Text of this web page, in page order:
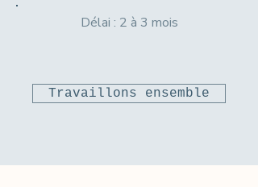
Délai : 2 à 3 mois
Travaillons ensemble